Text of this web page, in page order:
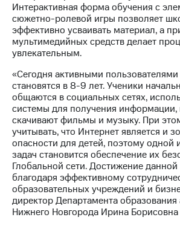
регионе
и акционерам
Корпоративное
управление
Корпоративный
секретарь
Раскрытие
информации
Информация
акционерам
Документы
ПАО
"МТС"
Собрания
акционеров
Личный
кабинет
Интерактивная форма обучения с
сюжетно-ролевой игры позволяет
эффективно усваивать материал, а
мультимедийных средств делает
увлекательным.
«Сегодня активными
становятся в 8-9 лет. Ученики
общаются в социальных сетях,
системы для получения информации,
скачивают фильмы и музыку. При
учитывать, что Интернет является и
опасности для детей, поэтому одной
задач становится обеспечение их
Глобальной сети. Достижение
благодаря эффективному
образовательных учреждений и
директор Департамента
Нижнего Новгорода Ирина Борисовна